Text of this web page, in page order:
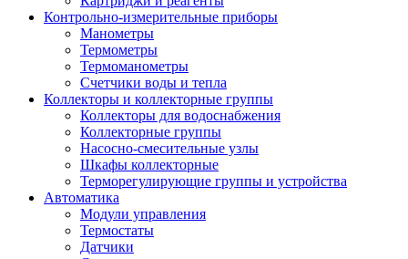
Контрольно-измерительные приборы
Манометры
Термометры
Термоманометры
Счетчики воды и тепла
Коллекторы и коллекторные группы
Коллекторы для водоснабжения
Коллекторные группы
Насосно-смесительные узлы
Шкафы коллекторные
Терморегулирующие группы и устройства
Автоматика
Модули управления
Термостаты
Датчики